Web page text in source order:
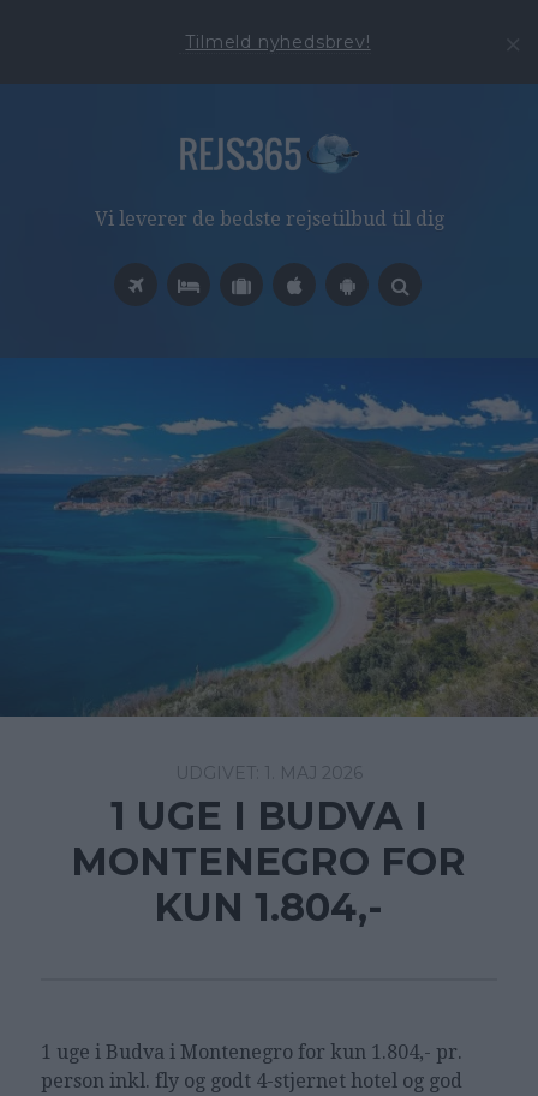
Tilmeld nyhedsbrev!
Vi leverer de bedste rejsetilbud til dig
1. MAJ 2026
1 UGE I BUDVA I
MONTENEGRO FOR
KUN 1.804,-
1 uge i Budva i Montenegro for kun 1.804,- pr.
person inkl. fly og godt 4-stjernet hotel og god